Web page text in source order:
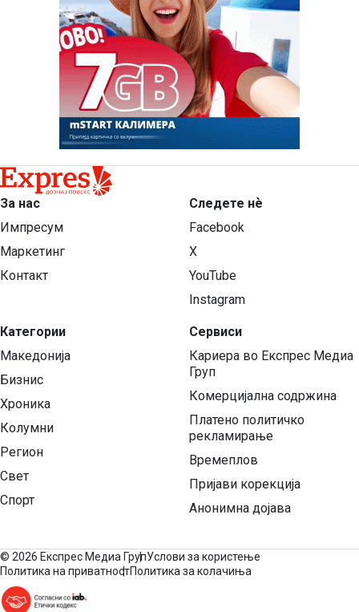
За нас
Импресум
Маркетинг
Контакт
Категории
Македонија
Бизнис
Хроника
Колумни
Регион
Свет
Спорт
Следете нѐ
Facebook
X
YouTube
Instagram
Сервиси
Кариера во Експрес Медиа
Груп
Комерцијална содржина
Платено политичко
рекламирање
Времеплов
Пријави корекција
Анонимна дојава
© 2026 Експрес Медиа ГрупУслови за користење
Политика на приватностПолитика за колачиња